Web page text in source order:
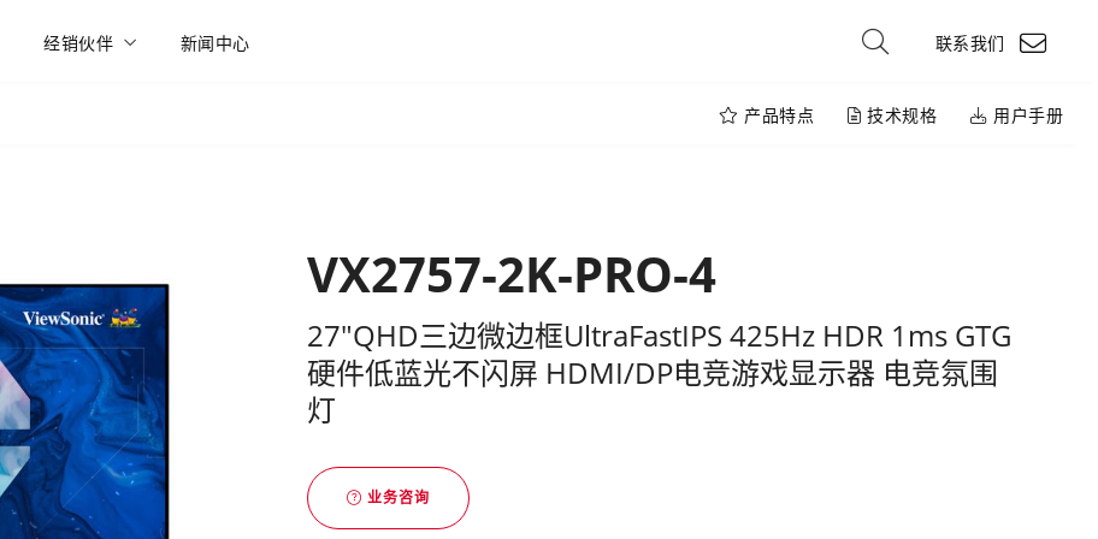
经销伙伴 新闻中心 联系我们
产品特点 技术规格 用户手册
VX2757-2K-PRO-4
27"QHD三边微边框UltraFastIPS 425Hz HDR 1ms GTG
硬件低蓝光不闪屏 HDMI/DP电竞游戏显示器 电竞氛围
灯
业务咨询